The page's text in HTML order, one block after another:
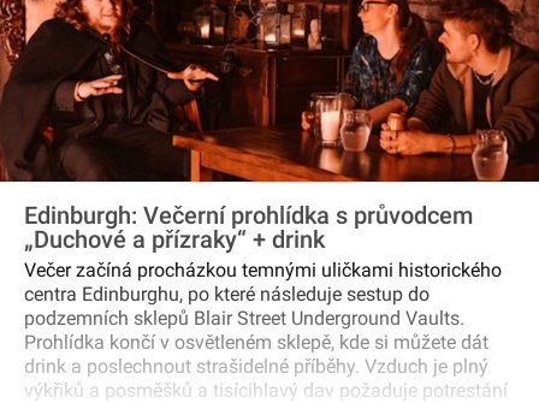
Edinburgh: Večerní prohlídka s průvodcem
„Duchové a přízraky“ + drink
Večer začíná procházkou temnými uličkami historického
centra Edinburghu, po které následuje sestup do
podzemních sklepů Blair Street Underground Vaults.
Prohlídka končí v osvětleném sklepě, kde si můžete dát
drink a poslechnout strašidelné příběhy. Vzduch je plný
výkřiků a posměšků a tisícihlavý dav požaduje potrestání